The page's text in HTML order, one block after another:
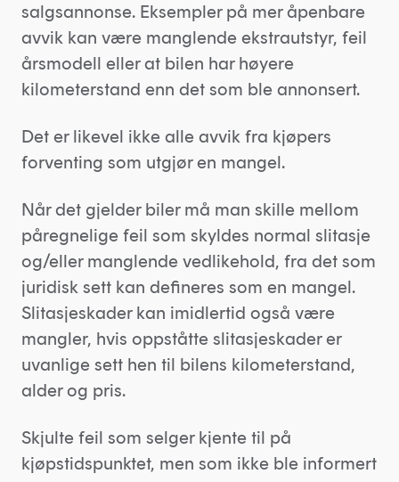
salgsannonse. Eksempler på mer åpenbare
avvik kan være manglende ekstrautstyr, feil
årsmodell eller at bilen har høyere
kilometerstand enn det som ble annonsert.
Det er likevel ikke alle avvik fra kjøpers
forventing som utgjør en mangel.
Når det gjelder biler må man skille mellom
påregnelige feil som skyldes normal slitasje
og/eller manglende vedlikehold, fra det som
juridisk sett kan defineres som en mangel.
Slitasjeskader kan imidlertid også være
mangler, hvis oppståtte slitasjeskader er
uvanlige sett hen til bilens kilometerstand,
alder og pris.
Skjulte feil som selger kjente til på
kjøpstidspunktet, men som ikke ble informert